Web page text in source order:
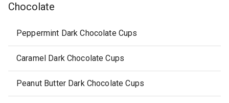
Chocolate
Peppermint Dark Chocolate Cups
Caramel Dark Chocolate Cups
Peanut Butter Dark Chocolate Cups